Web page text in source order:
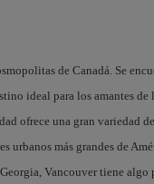
de Canadá. Se
ideal para los amantes
ofrece una gran variedad
urbanos más grandes de
Vancouver tiene